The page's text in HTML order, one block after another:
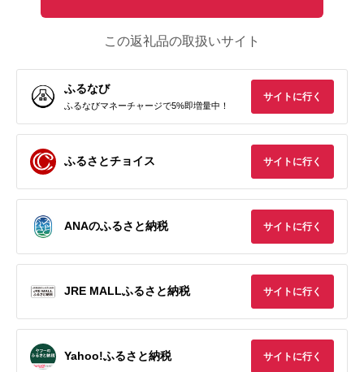
この返礼品の取扱いサイト
ふるなび
ふるなびマネーチャージで5%即増量中！
サイトに行く
ふるさとチョイス サイトに行く
ANAのふるさと納税 サイトに行く
JRE MALLふるさと納税 サイトに行く
Yahoo!ふるさと納税 サイトに行く